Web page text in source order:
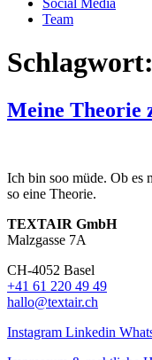
Team
Schlagwort:
Meine Theorie
Ich bin soo müde. Ob es
so eine Theorie.
TEXTAIR GmbH
Malzgasse 7A
CH-4052 Basel
+41 61 220 49 49
hallo@textair.ch
Instagram Linkedin